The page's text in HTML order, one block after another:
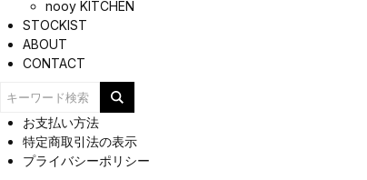
nooy KITCHEN
STOCKIST
ABOUT
CONTACT
お支払い方法
特定商取引法の表示
プライバシーポリシー